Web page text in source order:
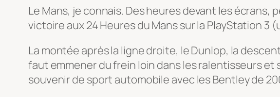
Le Mans, je connais. Des heures devant les
victoire aux 24 Heures du Mans sur la PlayStation 3
La montée après la ligne droite, le Dunlop, la
faut emmener du frein loin dans les ralentisseurs
souvenir de sport automobile avec les Bentley de